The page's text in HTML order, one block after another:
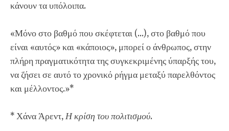
κάνουν τα υπόλοιπα.
«Μόνο στο βαθμό που σκέφτεται (...), στο βαθμό που
είναι «αυτός» και «κάποιος», μπορεί ο άνθρωπος, στην
πλήρη πραγματικότητα της συγκεκριμένης ύπαρξής του,
να ζήσει σε αυτό το χρονικό ρήγμα μεταξύ παρελθόντος
και μέλλοντος.»*
* Χάνα Άρεντ,Η κρίση του πολιτισμού.